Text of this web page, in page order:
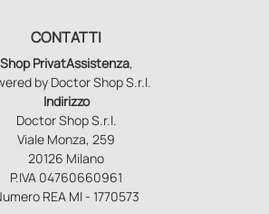
CONTATTI
Shop PrivatAssistenza,
by Doctor Shop S.r.l.
Indirizzo
Doctor Shop S.r.l.
Viale Monza, 259
20126 Milano
P.IVA 04760660961
REA MI - 1770573